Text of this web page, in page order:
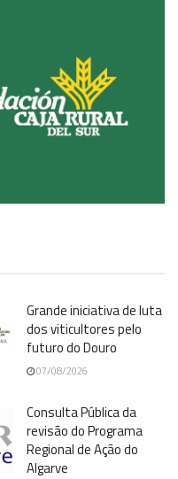
Grande iniciativa de luta
dos viticultores pelo
futuro do Douro
07/08/2026
Consulta Pública da
revisão do Programa
Regional de Ação do
Algarve